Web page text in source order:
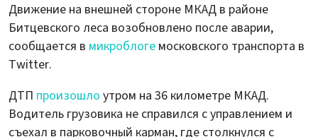
Движение на внешней стороне МКАД в районе
Битцевского леса возобновлено после аварии,
сообщается в микроблоге московского транспорта в
Twitter.
ДТП произошло утром на 36 километре МКАД.
Водитель грузовика не справился с управлением и
съехал в парковочный карман, где столкнулся с